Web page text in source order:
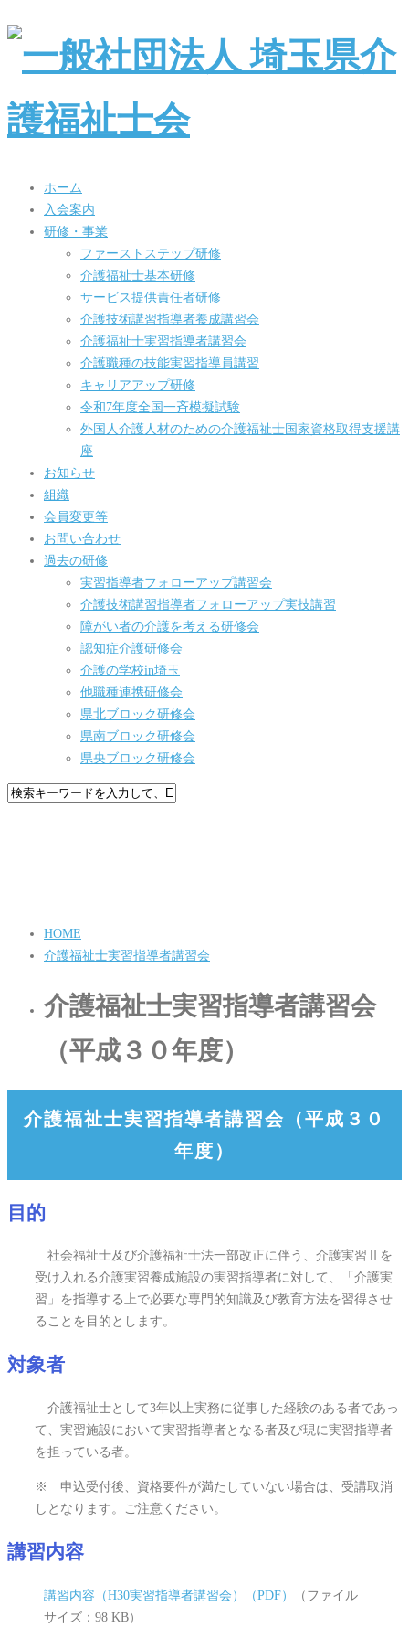
ホーム
入会案内
研修・事業
ファーストステップ研修
介護福祉士基本研修
サービス提供責任者研修
介護技術講習指導者養成講習会
介護福祉士実習指導者講習会
介護職種の技能実習指導員講習
キャリアアップ研修
令和7年度全国一斉模擬試験
外国人介護人材のための介護福祉士国家資格取得支援講
座
お知らせ
組織
会員変更等
お問い合わせ
過去の研修
実習指導者フォローアップ講習会
介護技術講習指導者フォローアップ実技講習
障がい者の介護を考える研修会
認知症介護研修会
介護の学校in埼玉
他職種連携研修会
県北ブロック研修会
県南ブロック研修会
県央ブロック研修会
HOME
介護福祉士実習指導者講習会
介護福祉士実習指導者講習会
（平成３０年度）
介護福祉士実習指導者講習会（平成３０
年度）
目的
社会福祉士及び介護福祉士法一部改正に伴う、介護実習Ⅱを
受け入れる介護実習養成施設の実習指導者に対して、「介護実
習」を指導する上で必要な専門的知識及び教育方法を習得させ
ることを目的とします。
対象者
介護福祉士として3年以上実務に従事した経験のある者であっ
て、実習施設において実習指導者となる者及び現に実習指導者
を担っている者。
※ 申込受付後、資格要件が満たしていない場合は、受講取消
しとなります。ご注意ください。
講習内容
講習内容（H30実習指導者講習会）（PDF）
（ファイル
サイズ：98 KB）